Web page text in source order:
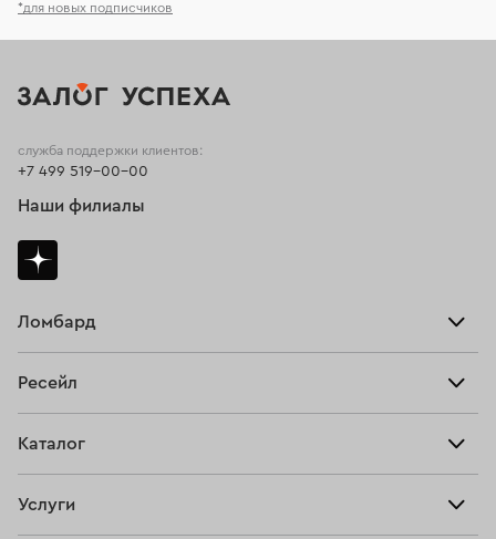
*для новых подписчиков
Ломбард
Тарифы
Ресейл
Купить
Каталог
Услуги
служба поддержки клиентов:
+7 499 519-00-00
Наши филиалы